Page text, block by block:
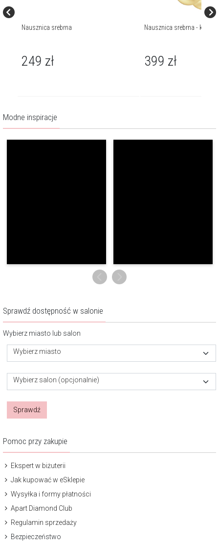
Nausznica srebrna
249 zł
Nausznica srebrna - kulki
399 zł
Modne inspiracje
Sprawdź dostępność w salonie
Wybierz miasto lub salon
Wybierz miasto
Wybierz salon (opcjonalnie)
Sprawdź
Pomoc przy zakupie
Ekspert w biżuterii
Jak kupować w eSklepie
Wysyłka i formy płatności
Apart Diamond Club
Regulamin sprzedaży
Bezpieczeństwo